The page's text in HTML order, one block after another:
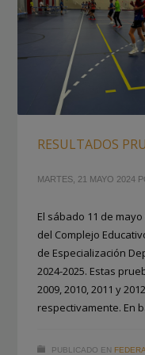
RESULTADOS
MARTES, 21 MAYO 2024
El sábado 11 de
del Complejo
de Especialización
2024-2025. Estas
2009, 2010, 2011 y
respectivamente. En
PUBLICADO EN